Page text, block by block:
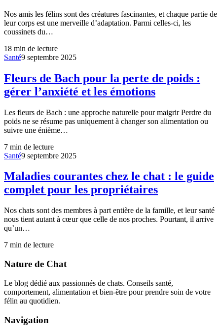
Nos amis les félins sont des créatures fascinantes, et chaque partie de
leur corps est une merveille d’adaptation. Parmi celles-ci, les
coussinets du…
18 min de lecture
Santé9 septembre 2025
Fleurs de Bach pour la perte de poids :
gérer l’anxiété et les émotions
Les fleurs de Bach : une approche naturelle pour maigrir Perdre du
poids ne se résume pas uniquement à changer son alimentation ou
suivre une énième…
7 min de lecture
Santé9 septembre 2025
Maladies courantes chez le chat : le guide
complet pour les propriétaires
Nos chats sont des membres à part entière de la famille, et leur santé
nous tient autant à cœur que celle de nos proches. Pourtant, il arrive
qu’un…
7 min de lecture
Nature de Chat
Le blog dédié aux passionnés de chats. Conseils santé,
comportement, alimentation et bien-être pour prendre soin de votre
félin au quotidien.
Navigation